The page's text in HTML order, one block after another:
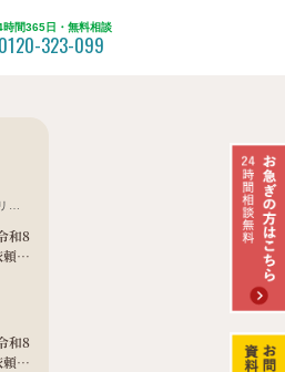
時間365日・無料相談
0120-323-099
ビ
和8
を
和8
を